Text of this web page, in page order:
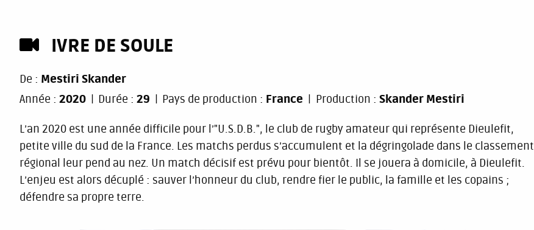
IVRE DE SOULE
De : Mestiri Skander
Année : 2020 Durée : 29 Pays de production : France Production : Skander Mestiri
L’an 2020 est une année difficile pour l’"U.S.D.B.", le club de rugby amateur qui représente Dieulefit,
petite ville du sud de la France. Les matchs perdus s’accumulent et la dégringolade dans le classement
régional leur pend au nez. Un match décisif est prévu pour bientôt. Il se jouera à domicile, à Dieulefit.
L’enjeu est alors décuplé : sauver l’honneur du club, rendre fier le public, la famille et les copains ;
défendre sa propre terre.